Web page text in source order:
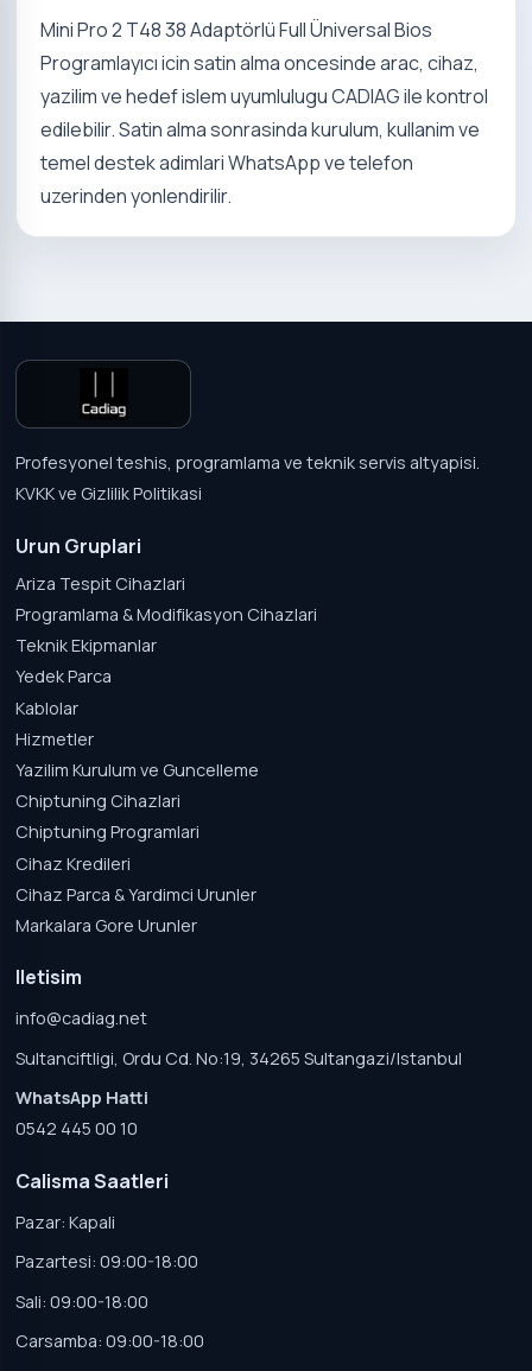
Mini Pro 2 T48 38 Adaptörlü Full Üniversal Bios
Programlayıcı icin satin alma oncesinde arac, cihaz,
yazilim ve hedef islem uyumlulugu CADIAG ile kontrol
edilebilir. Satin alma sonrasinda kurulum, kullanim ve
temel destek adimlari WhatsApp ve telefon
uzerinden yonlendirilir.
Profesyonel teshis, programlama ve teknik servis altyapisi.
KVKK ve Gizlilik Politikasi
Urun Gruplari
Ariza Tespit Cihazlari
Programlama & Modifikasyon Cihazlari
Teknik Ekipmanlar
Yedek Parca
Kablolar
Hizmetler
Yazilim Kurulum ve Guncelleme
Chiptuning Cihazlari
Chiptuning Programlari
Cihaz Kredileri
Cihaz Parca & Yardimci Urunler
Markalara Gore Urunler
Iletisim
info@cadiag.net
Sultanciftligi, Ordu Cd. No:19, 34265 Sultangazi/Istanbul
WhatsApp Hatti
0542 445 00 10
Calisma Saatleri
Pazar: Kapali
Pazartesi: 09:00-18:00
Sali: 09:00-18:00
Carsamba: 09:00-18:00